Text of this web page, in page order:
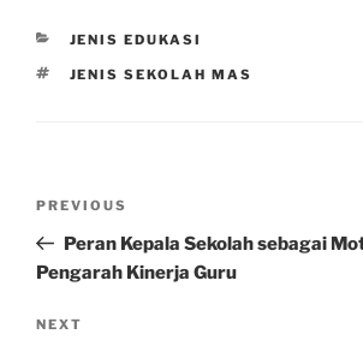
CATEGORIES
JENIS EDUKASI
TAGS
JENIS SEKOLAH MAS
Previous
Post
PREVIOUS
Peran Kepala Sekolah sebagai
Pengarah Kinerja Guru
Next
NEXT